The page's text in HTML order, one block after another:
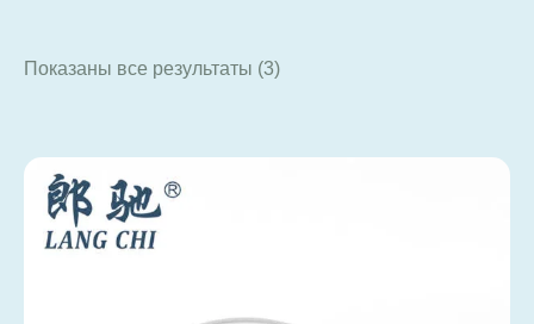
Показаны все результаты (3)